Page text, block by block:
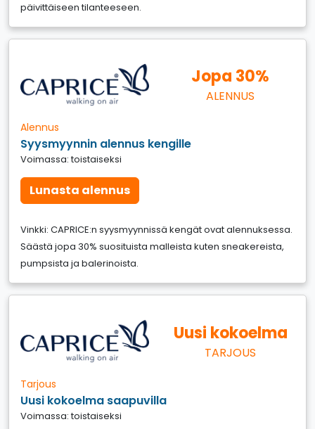
päivittäiseen tilanteeseen.
Jopa 30%
ALENNUS
Alennus
Syysmyynnin alennus kengille
Voimassa: toistaiseksi
Lunasta alennus
Vinkki: CAPRICE:n syysmyynnissä kengät ovat alennuksessa.
Säästä jopa 30% suosituista malleista kuten sneakereista,
pumpsista ja balerinoista.
Uusi kokoelma
TARJOUS
Tarjous
Uusi kokoelma saapuvilla
Voimassa: toistaiseksi